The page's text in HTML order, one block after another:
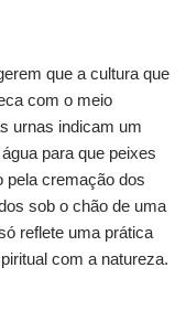
que a cultura que
com o meio
urnas indicam um
para que peixes
pela cremação dos
sob o chão de uma
reflete uma prática
com a natureza.